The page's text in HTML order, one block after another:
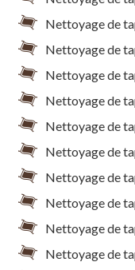
Nettoyage de
Nettoyage de
Nettoyage de
Nettoyage de
Nettoyage de
Nettoyage de
Nettoyage de
Nettoyage de
Nettoyage de
Nettoyage de